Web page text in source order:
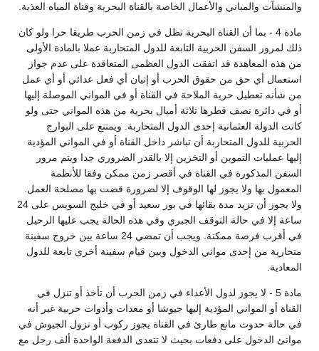
والمباني والأعمال الخاصة بالقناة البحرية وقناة المياه العذبة.
مادة 4 - بما أن القناة البحرية تظل في زمن الحرب طريقا حرا ولو كان
لمرور السفن الحربية التابعة للدول المتحاربة عملا بالمادة الأولى
هذه المعاهدة قد اتفقت الدول العظمى المتعاقدة على عدم جواز
أي حق من حقوق الحرب أو إتيان أي فعل عدائي أو أي عمل
شأنه تعطيل حرية الملاحة في القناة أو في المواني الموصلة إليها
في دائرة نصف قطرها ثلاثة أميال بحرية من هذه المواني حتى ولو
الدولة العثمانية إحدى الدول المتحاربة. ويمتنع على البوارج
للدول المتحاربة أن تباشر داخل القناة أو في المواني المؤدية
عمليات التموين أو التخزين إلا بالقدر الضروري جدا ويتم مرور
المذكورة في القناة في أقصر زمن ممكن وفقا للأنظمة
بها ولا يجوز لها الوقوف إلا لضرورة قضت بها مصلحة العمل.
ولا يجوز أن تزيد مدة بقائها في بور سعيد أو في خليج السويس على 24
إلا في حالة التوقف الجبري وفي هذه الحالة يجب عليها الرحيل
في أقرب فرصة ممكنة. ويجب أن تمضي 24 ساعة بين خروج سفينة
من إحدى مواني الدخول وبين قيام سفينة أخرى تابعة للدول
مادة 5 - لا يجوز لدول الأعداء في زمن الحرب أن تأخذ أو تنزل في
أو المواني المؤدية إليها جيوشا أو معدات وأدوات حربية غير أنه
حالة حدوث مانع طارئ في القناة يجوز ركوب أو نزول الجيوش في
الدخول على دفعات بحيث لا تتعدى الدفعة الواحدة ألف رجل مع